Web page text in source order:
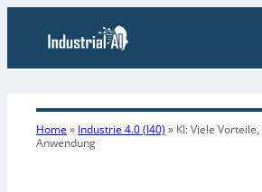
Home» Industrie 4.0 (I40) » KI: Viele
Anwendung